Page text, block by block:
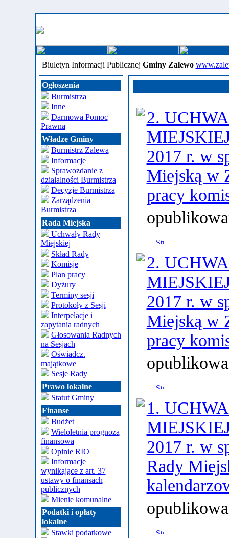
Biuletyn Informacji Publicznej Gminy Zalewo
Ogłoszenia
Burmistrza
Inne
Darmowa Pomoc
Prawna
Władze Gminy
Burmistrz Zalewa
Informacje
Sprawozdanie z
działalności Burmistrza
Decyzje Burmistrza
Zarządzenia
Burmistrza
Rada Miejska
Uchwały Rady
Miejskiej
Skład Rady
Komisje
Plan pracy
Dyżury
Terminy sesji
Protokoły z Sesji
Interpelacje i
zapytania radnych
Głosowania Radnych
na Sesjach
Oświadcz.
majątkowe
Sesje Rady
Prawo lokalne
Statut Gminy
Finanse
Budżet
Wieloletnia prognoza
finansowa
Opinie RIO
Informacje
wynikające z art. 37
ustawy o finansach
publicznych
Mienie komunalne
Podatki i opłaty
lokalne
Stawki podatkowe
2.
2017 r. w
Miejską w
pracy
2.
2017 r. w
Miejską w
pracy
1.
2017 r. w
Rady